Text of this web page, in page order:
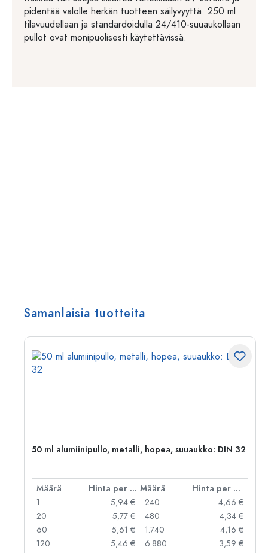
pidentää valolle herkän tuotteen säilyvyyttä. 250 ml
tilavuudellaan ja standardoidulla 24/410-suuaukollaan
pullot ovat monipuolisesti käytettävissä.
Samanlaisia tuotteita
50 ml alumiinipullo, metalli, hopea, suuaukko: DIN 32
Määrä Hinta per kpl Määrä
Hinta per kpl
1
5,94 €
20
5,77 €
60
5,61 €
120
5,46 €
240
4,66 €
480
4,34 €
1.740
4,16 €
6.880
3,59 €